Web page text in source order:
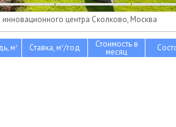
инновационного центра Сколково, Москва
м2 Ставка, м2/год Стоимость в
месяц